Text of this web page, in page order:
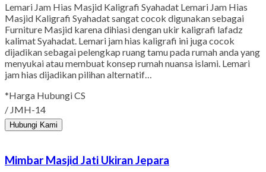
Lemari Jam Hias Masjid Kaligrafi Syahadat Lemari Jam Hias
Masjid Kaligrafi Syahadat sangat cocok digunakan sebagai
Furniture Masjid karena dihiasi dengan ukir kaligrafi lafadz
kalimat Syahadat. Lemari jam hias kaligrafi ini juga cocok
dijadikan sebagai pelengkap ruang tamu pada rumah anda yang
menyukai atau membuat konsep rumah nuansa islami. Lemari
jam hias dijadikan pilihan alternatif…
*Harga Hubungi CS
/ JMH-14
Hubungi Kami
Mimbar Masjid Jati Ukiran Jepara